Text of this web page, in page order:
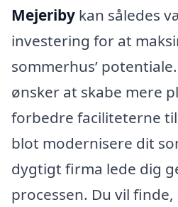
Mejeriby kan således
investering for at
sommerhus’
ønsker at skabe mere
forbedre faciliteterne
blot modernisere dit
dygtigt firma lede dig
processen. Du vil